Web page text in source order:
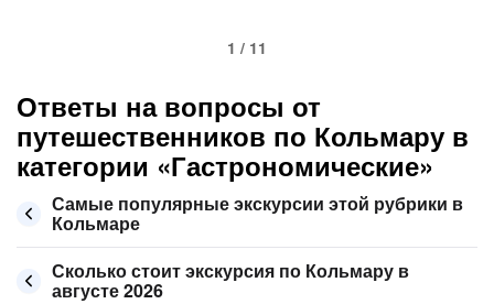
1 / 11
Ответы на вопросы от
путешественников по Кольмару в
категории «Гастрономические»
Самые популярные экскурсии этой рубрики в
Кольмаре
Сколько стоит экскурсия по Кольмару в
августе 2026